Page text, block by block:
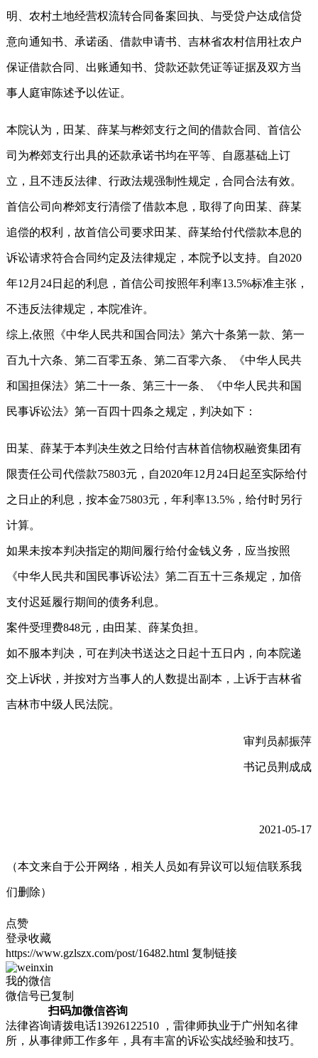
明、农村土地经营权流转合同备案回执、与受贷户达成信贷
意向通知书、承诺函、借款申请书、吉林省农村信用社农户
保证借款合同、出账通知书、贷款还款凭证等证据及双方当
事人庭审陈述予以佐证。
本院认为，田某、薛某与桦郊支行之间的借款合同、首信公
司为桦郊支行出具的还款承诺书均在平等、自愿基础上订
立，且不违反法律、行政法规强制性规定，合同合法有效。
首信公司向桦郊支行清偿了借款本息，取得了向田某、薛某
追偿的权利，故首信公司要求田某、薛某给付代偿款本息的
诉讼请求符合合同约定及法律规定，本院予以支持。自2020
年12月24日起的利息，首信公司按照年利率13.5%标准主张，
不违反法律规定，本院准许。
综上,依照《中华人民共和国合同法》第六十条第一款、第一
百九十六条、第二百零五条、第二百零六条、《中华人民共
和国担保法》第二十一条、第三十一条、《中华人民共和国
民事诉讼法》第一百四十四条之规定，判决如下：
田某、薛某于本判决生效之日给付吉林首信物权融资集团有
限责任公司代偿款75803元，自2020年12月24日起至实际给付
之日止的利息，按本金75803元，年利率13.5%，给付时另行
计算。
如果未按本判决指定的期间履行给付金钱义务，应当按照
《中华人民共和国民事诉讼法》第二百五十三条规定，加倍
支付迟延履行期间的债务利息。
案件受理费848元，由田某、薛某负担。
如不服本判决，可在判决书送达之日起十五日内，向本院递
交上诉状，并按对方当事人的人数提出副本，上诉于吉林省
吉林市中级人民法院。
审判员郝振萍
书记员荆成成
2021-05-17
（本文来自于公开网络，相关人员如有异议可以短信联系我
们删除）
点赞
登录收藏
https://www.gzlszx.com/post/16482.html 复制链接
我的微信
微信号已复制
扫码加微信咨询
法律咨询请拨电话13926122510 ，雷律师执业于广州知名律
所，从事律师工作多年，具有丰富的诉讼实战经验和技巧。